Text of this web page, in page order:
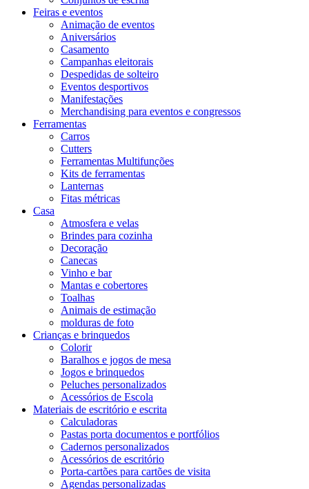
Feiras e eventos
Animação de eventos
Aniversários
Casamento
Campanhas eleitorais
Despedidas de solteiro
Eventos desportivos
Manifestações
Merchandising para eventos e congressos
Ferramentas
Carros
Cutters
Ferramentas Multifunções
Kits de ferramentas
Lanternas
Fitas métricas
Casa
Atmosfera e velas
Brindes para cozinha
Decoração
Canecas
Vinho e bar
Mantas e cobertores
Toalhas
Animais de estimação
molduras de foto
Crianças e brinquedos
Colorir
Baralhos e jogos de mesa
Jogos e brinquedos
Peluches personalizados
Acessórios de Escola
Materiais de escritório e escrita
Calculadoras
Pastas porta documentos e portfólios
Cadernos personalizados
Acessórios de escritório
Porta-cartões para cartões de visita
Agendas personalizadas